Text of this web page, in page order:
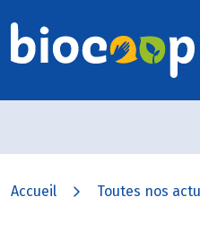
Accueil Toutes nos